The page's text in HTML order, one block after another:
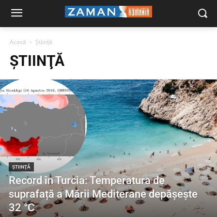
Acasă Ştiinţă
ŞTIINŢĂ
ŞTIINŢĂ
Record în Turcia: Temperatura de
suprafață a Mării Mediterane depășește
32 °C